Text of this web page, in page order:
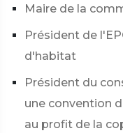
Maire de la
Président de
d'habitat
Président du
une convention
au profit de la